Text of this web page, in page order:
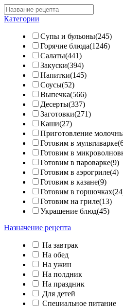
Категории
Супы и бульоны(245)
Горячие блюда(1246)
Салаты(441)
Закуски(394)
Напитки(145)
Соусы(52)
Выпечка(566)
Десерты(337)
Заготовки(271)
Каши(27)
Приготовление
Готовим в
Готовим в
Готовим в пароварке(9)
Готовим в аэрогриле(4)
Готовим в казане(9)
Готовим в
Готовим на гриле(13)
Украшение блюд(45)
Назначение рецепта
На завтрак
На обед
На ужин
На полдник
На праздник
Для детей
Специальное питание